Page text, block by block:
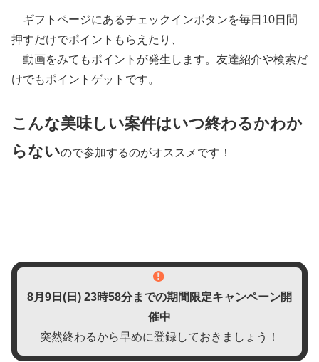
ギフトページにあるチェックインボタンを毎日10日間
押すだけでポイントもらえたり、
動画をみてもポイントが発生します。友達紹介や検索だ
けでもポイントゲットです。
こんな美味しい案件はいつ終わるかわか
らないので参加するのがオススメです！
8月9日(日) 23時58分までの期間限定キャンペーン開
催中
突然終わるから早めに登録しておきましょう！